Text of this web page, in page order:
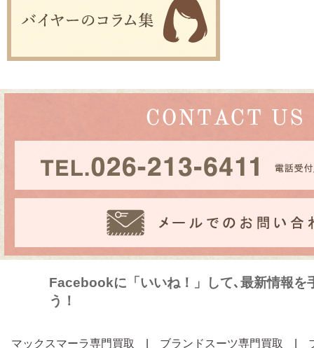
Facebookに「いいね！」して､最新情報を
う！
マックスマーラ専門買取 ブランドスーツ専門買取